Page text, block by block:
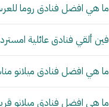
ما هي افضل فنادق روما
فين ألقي فنادق عائلية
ما هي افضل فنادق ميلانو
ما هي افضل فنادق ميلانو